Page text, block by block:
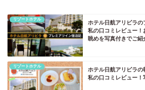
リゾートホテル
ホテル日航アリビラ
私の口コミレビュー
眺めを写真付きでご紹
リゾートホテル
ホテル日航アリビラ
私の口コミレビュー！